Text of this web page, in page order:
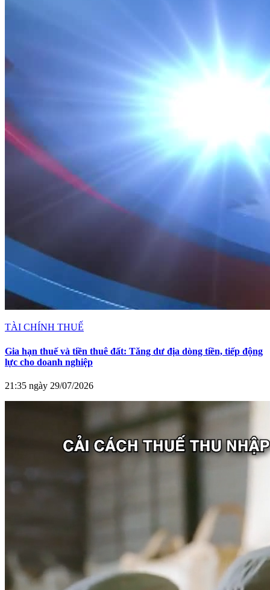
TÀI CHÍNH THUẾ
Gia hạn thuế và tiền thuê đất: Tăng dư địa dòng tiền, tiếp động
lực cho doanh nghiệp
21:35 ngày 29/07/2026